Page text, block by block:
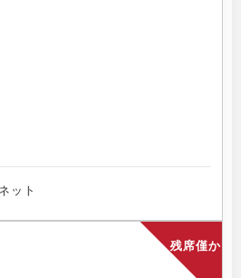
ット
残席僅か